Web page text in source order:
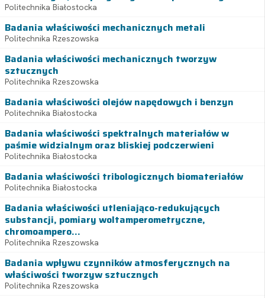
Politechnika Białostocka
Badania właściwości mechanicznych metali
Politechnika Rzeszowska
Badania właściwości mechanicznych tworzyw
sztucznych
Politechnika Rzeszowska
Badania właściwości olejów napędowych i benzyn
Politechnika Białostocka
Badania właściwości spektralnych materiałów w
paśmie widzialnym oraz bliskiej podczerwieni
Politechnika Białostocka
Badania właściwości tribologicznych biomateriałów
Politechnika Białostocka
Badania właściwości utleniająco-redukujących
substancji, pomiary woltamperometryczne,
chromoampero...
Politechnika Rzeszowska
Badania wpływu czynników atmosferycznych na
właściwości tworzyw sztucznych
Politechnika Rzeszowska